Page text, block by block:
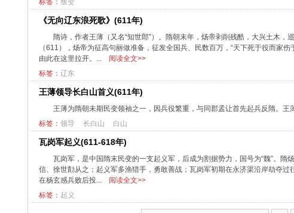
标签： 叛变
《无向辽东浪死歌》(611年)
隋诗，作者王薄（又名“知世郎”）。隋朝末年，炀帝剥削残酷，大兴土木
（611），炀帝为征高句丽做准备，征发全国兵、民数百万，“天下死于役而家
由此在这里拉开。...
阅读全文>>
标签： 辽东
王薄领导长白山首义(611年)
王薄为隋朝未期民变领袖之一，因兵役繁重，与同郡孟让首先起兵反隋。
标签： 领导 长白山 白山
瓦岗军起义(611-618年)
瓦岗军，是中国隋末民变的一支起义军，后成为割据势力，国号为“魏”。
信、徐世勣从之；起义军多渔猎手，勇敢善战；瓦岗军初期在永济渠沿岸劫夺
在杨玄感兵败后投...
阅读全文>>
标签： 起义